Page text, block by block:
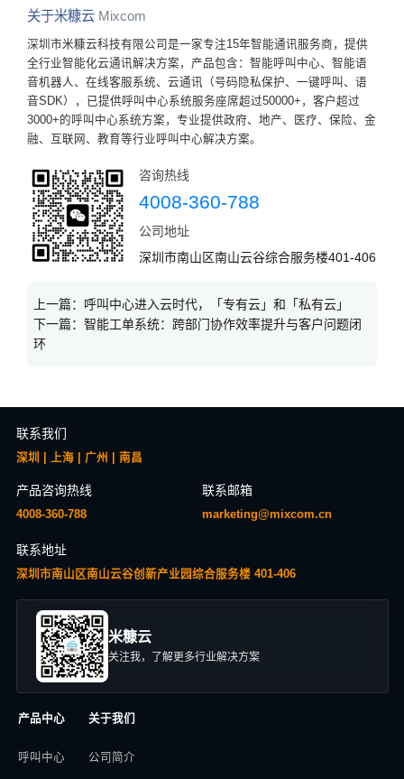
关于米糠云 Mixcom
深圳市米糠云科技有限公司是一家专注15年智能通讯服务商，提供
全行业智能化云通讯解决方案，产品包含：智能呼叫中心、智能语
音机器人、在线客服系统、云通讯（号码隐私保护、一键呼叫、语
音SDK），已提供呼叫中心系统服务座席超过50000+，客户超过
3000+的呼叫中心系统方案，专业提供政府、地产、医疗、保险、金
融、互联网、教育等行业呼叫中心解决方案。
咨询热线
4008-360-788
公司地址
深圳市南山区南山云谷综合服务楼401-406
上一篇： 呼叫中心进入云时代，「专有云」和「私有云」
下一篇： 智能工单系统：跨部门协作效率提升与客户问题闭
环
联系我们
深圳 | 上海 | 广州 | 南昌
产品咨询热线
4008-360-788
联系邮箱
marketing@mixcom.cn
联系地址
深圳市南山区南山云谷创新产业园综合服务楼 401-406
米糠云
关注我，了解更多行业解决方案
产品中心
呼叫中心
关于我们
公司简介